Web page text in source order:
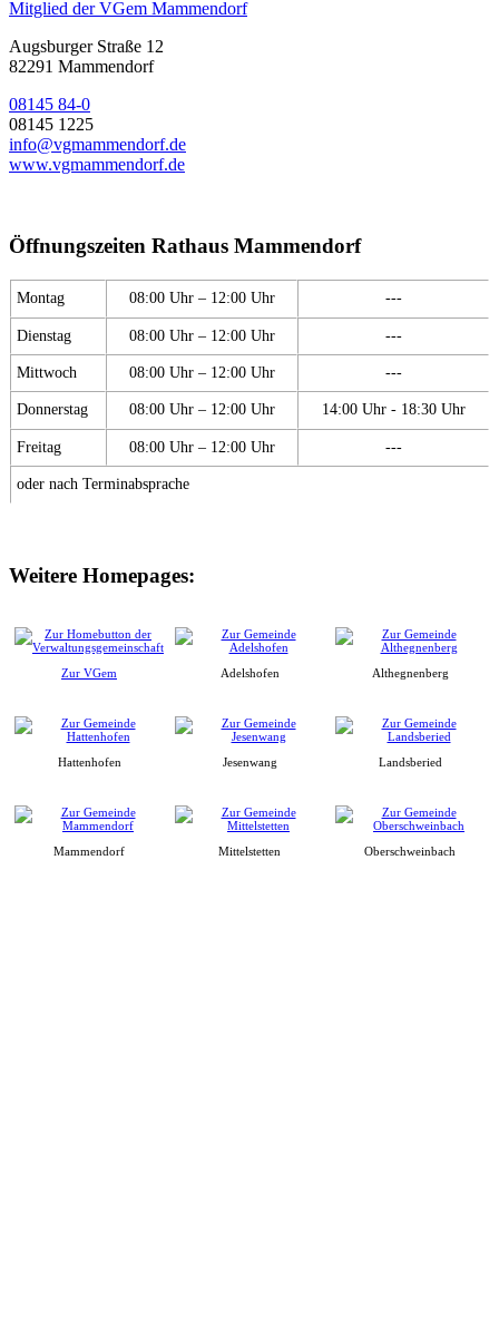
Mitglied der VGem Mammendorf
Augsburger Straße 12
82291 Mammendorf
08145 84-0
08145 1225
info@vgmammendorf.de
www.vgmammendorf.de
Öffnungszeiten Rathaus Mammendorf
Montag 08:00 Uhr – 12:00 Uhr ---
Dienstag 08:00 Uhr – 12:00 Uhr ---
Mittwoch 08:00 Uhr – 12:00 Uhr ---
Donnerstag 08:00 Uhr – 12:00 Uhr 14:00 Uhr - 18:30 Uhr
Freitag 08:00 Uhr – 12:00 Uhr ---
oder nach Terminabsprache
Weitere Homepages:
Zur VGem Adelshofen Althegnenberg
Hattenhofen Jesenwang Landsberied
Mammendorf Mittelstetten Oberschweinbach